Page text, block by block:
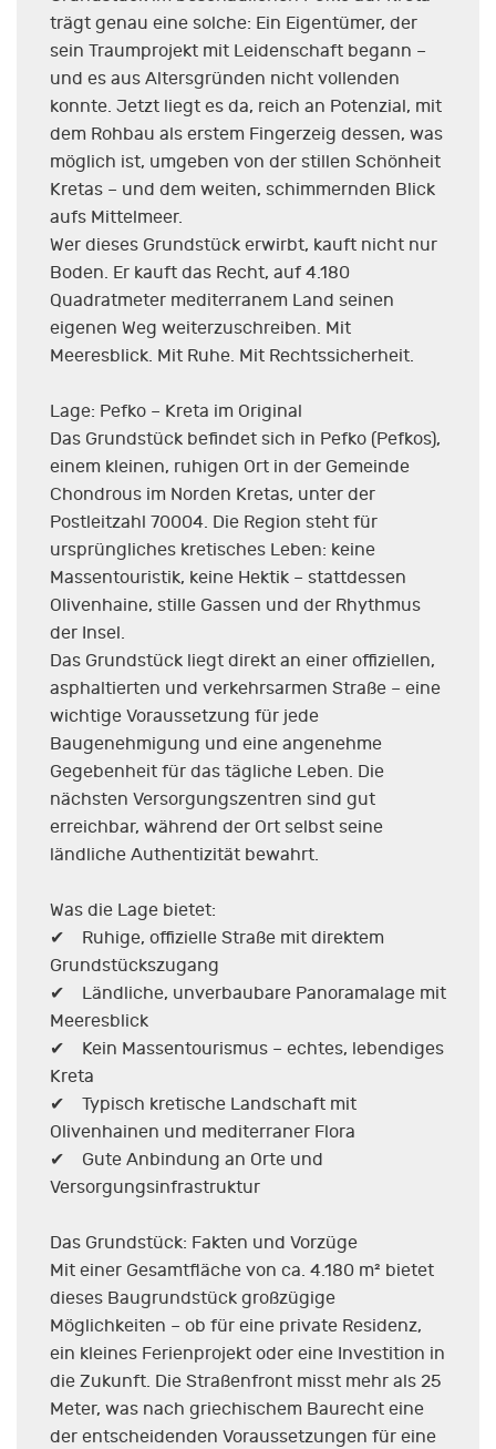
trägt genau eine solche: Ein Eigentümer, der
sein Traumprojekt mit Leidenschaft begann –
und es aus Altersgründen nicht vollenden
konnte. Jetzt liegt es da, reich an Potenzial, mit
dem Rohbau als erstem Fingerzeig dessen, was
möglich ist, umgeben von der stillen Schönheit
Kretas – und dem weiten, schimmernden Blick
aufs Mittelmeer.
Wer dieses Grundstück erwirbt, kauft nicht nur
Boden. Er kauft das Recht, auf 4.180
Quadratmeter mediterranem Land seinen
eigenen Weg weiterzuschreiben. Mit
Meeresblick. Mit Ruhe. Mit Rechtssicherheit.
Lage: Pefko – Kreta im Original
Das Grundstück befindet sich in Pefko (Pefkos),
einem kleinen, ruhigen Ort in der Gemeinde
Chondrous im Norden Kretas, unter der
Postleitzahl 70004. Die Region steht für
ursprüngliches kretisches Leben: keine
Massentouristik, keine Hektik – stattdessen
Olivenhaine, stille Gassen und der Rhythmus
der Insel.
Das Grundstück liegt direkt an einer offiziellen,
asphaltierten und verkehrsarmen Straße – eine
wichtige Voraussetzung für jede
Baugenehmigung und eine angenehme
Gegebenheit für das tägliche Leben. Die
nächsten Versorgungszentren sind gut
erreichbar, während der Ort selbst seine
ländliche Authentizität bewahrt.
Was die Lage bietet:
✔ Ruhige, offizielle Straße mit direktem
Grundstückszugang
✔ Ländliche, unverbaubare Panoramalage mit
Meeresblick
✔ Kein Massentourismus – echtes, lebendiges
Kreta
✔ Typisch kretische Landschaft mit
Olivenhainen und mediterraner Flora
✔ Gute Anbindung an Orte und
Versorgungsinfrastruktur
Das Grundstück: Fakten und Vorzüge
Mit einer Gesamtfläche von ca. 4.180 m² bietet
dieses Baugrundstück großzügige
Möglichkeiten – ob für eine private Residenz,
ein kleines Ferienprojekt oder eine Investition in
die Zukunft. Die Straßenfront misst mehr als 25
Meter, was nach griechischem Baurecht eine
der entscheidenden Voraussetzungen für eine